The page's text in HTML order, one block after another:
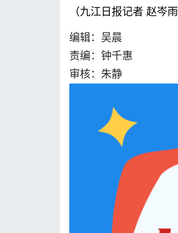
（九江日报记者 赵岑雨
编辑：吴晨
责编：钟千惠
审核：朱静